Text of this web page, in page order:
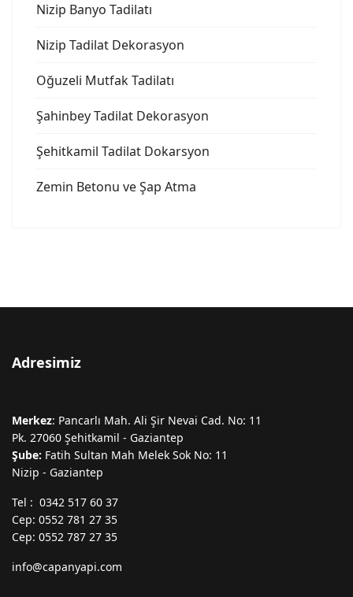
Nizip Banyo Tadilatı
Nizip Tadilat Dekorasyon
Oğuzeli Mutfak Tadilatı
Şahinbey Tadilat Dekorasyon
Şehitkamil Tadilat Dokarsyon
Zemin Betonu ve Şap Atma
Adresimiz
Merkez: Pancarlı Mah. Ali Şir Nevai Cad. No: 11
Pk. 27060 Şehitkamil - Gaziantep
Şube: Fatih Sultan Mah Melek Sok No: 11
Nizip - Gaziantep
Tel : 0342 517 60 37
Cep: 0552 781 27 35
Cep: 0552 787 27 35
info@capanyapi.com